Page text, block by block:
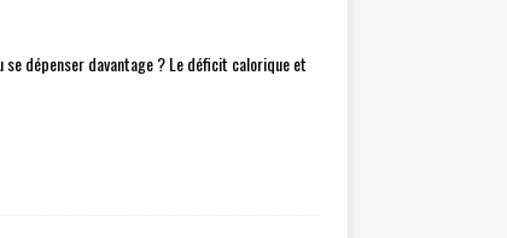
se dépenser davantage ? Le déficit calorique et